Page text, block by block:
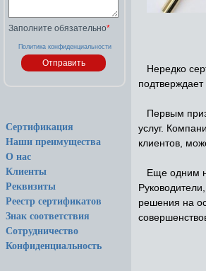
Заполните обязательно*
Политика конфиденциальности
Сертификация
Наши преимущества
О нас
Клиенты
Реквизиты
Реестр сертификатов
Знак соответствия
Сотрудничество
Конфиденциальность
Нередко
Первым
услуг.
клиентов,
Еще одним
решения на